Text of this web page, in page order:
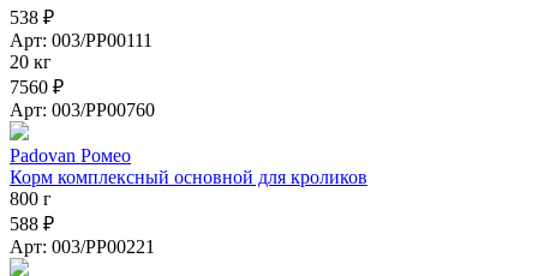
538 ₽
Арт: 003/PP00111
20 кг
7560 ₽
Арт: 003/PP00760
Padovan Ромео
Корм комплексный основной для кроликов
800 г
588 ₽
Арт: 003/PP00221